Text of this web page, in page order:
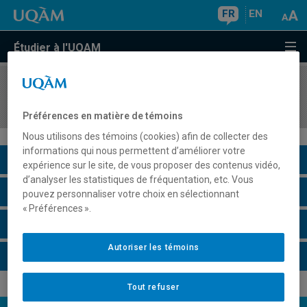
FR EN
Étudier à l'UQAM
COURS//
Description du cours
Horaire - Été 2026
Préférences en matière de témoins
Nous utilisons des témoins (cookies) afin de collecter des
informations qui nous permettent d’améliorer votre
expérience sur le site, de vous proposer des contenus vidéo,
d’analyser les statistiques de fréquentation, etc. Vous
pouvez personnaliser votre choix en sélectionnant
« Préférences ».
Tout refuser
Autoriser les témoins